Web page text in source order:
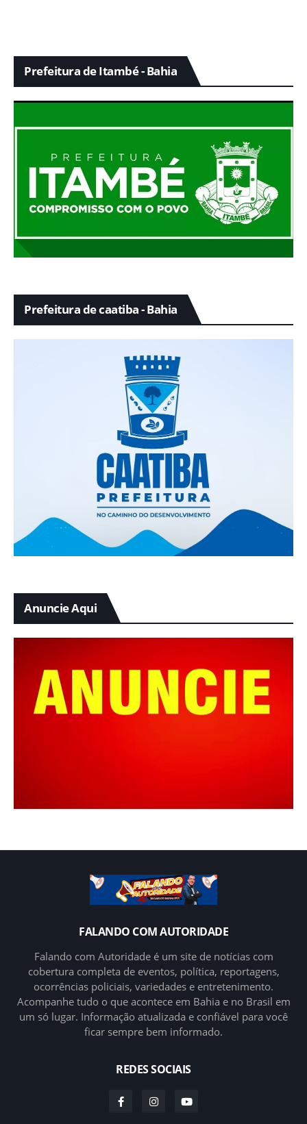
Prefeitura de Itambé - Bahia
Prefeitura de caatiba - Bahia
Anuncie Aqui
FALANDO COM AUTORIDADE
Falando com Autoridade é um site de notícias com
cobertura completa de eventos, política, reportagens,
ocorrências policiais, variedades e entretenimento.
Acompanhe tudo o que acontece em Bahia e no Brasil em
um só lugar. Informação atualizada e confiável para você
ficar sempre bem informado.
REDES SOCIAIS